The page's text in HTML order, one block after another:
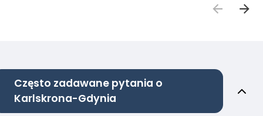
Często zadawane pytania o
Karlskrona-Gdynia